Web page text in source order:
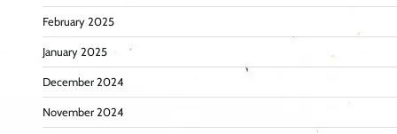
February 2025
January 2025
December 2024
November 2024